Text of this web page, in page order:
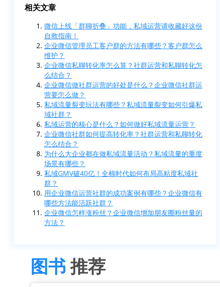
相关文章
微信上线「群聊折叠」功能，私域运营请收藏好这份
自救指南！
企业微信管理员工客户群的方法有哪些？客户群怎么
维护？
企业微信私聊转化率怎么算？社群运营和私聊转化怎
么结合？
企业微信做社群运营的好处是什么？企业微信社群运
营要怎么做？
私域流量裂变玩法有哪些？私域流量裂变如何引爆私
域社群？
私域运营的核心是什么？如何做好私域流量运营？
企业微信社群如何提高转化率？社群运营和私聊转化
怎么结合？
为什么大企业都在做私域流量活动？私域流量的重度
场景有哪些？
私域GMV破40亿！全棉时代如何布局高粘度私域社
群？
用企业微信运营社群的成功案例有哪些？企业微信有
哪些方法能活跃社群？
企业微信怎样涨粉丝？企业微信增加朋友圈粉丝量的
方法？
图书推荐